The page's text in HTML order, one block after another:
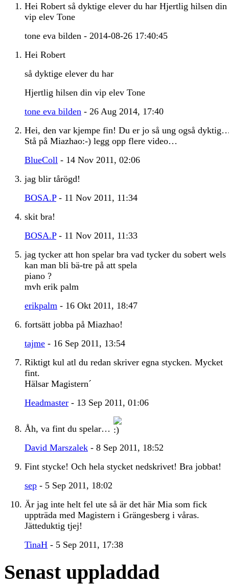
Hei Robert så dyktige elever du har Hjertlig hilsen din
vip elev Tone
tone eva bilden - 2014-08-26 17:40:45
Hei Robert
så dyktige elever du har
Hjertlig hilsen din vip elev Tone
tone eva bilden - 26 Aug 2014, 17:40
Hei, den var kjempe fin! Du er jo så ung også
Stå på Miazhao:-) legg opp flere video…
BlueColl - 14 Nov 2011, 02:06
jag blir tårögd!
BOSA.P- 11 Nov 2011, 11:34
skit bra!
BOSA.P- 11 Nov 2011, 11:33
jag tycker att hon spelar bra vad tycker du sobert wels
kan man bli bä-tre på att spela
piano ?
mvh erik palm
erikpalm - 16 Okt 2011, 18:47
fortsätt jobba på Miazhao!
tajme - 16 Sep 2011, 13:54
Riktigt kul atl du redan skriver egna stycken. Mycket
fint.
Hälsar Magistern´
Headmaster - 13 Sep 2011, 01:06
Åh, va fint du spelar…
David Marszalek - 8 Sep 2011, 18:52
Fint stycke! Och hela stycket nedskrivet! Bra jobbat!
sep - 5 Sep 2011, 18:02
Är jag inte helt fel ute så är det här Mia som fick
uppträda med Magistern i Grängesberg i våras.
Jätteduktig tjej!
TinaH - 5 Sep 2011, 17:38
Senast uppladdad